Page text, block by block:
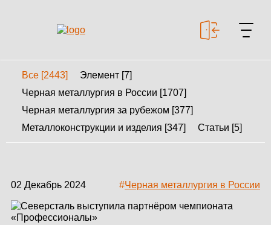
МЕТАЛЛОКОНСТРУКЦИИ
КАЛЬКУЛЯТОР
МЕТАЛЛОКОНСТРУКЦИЙ
Все [2443]
Элемент [7]
Черная металлургия в России [1707]
Черная металлургия за рубежом [377]
Металлоконструкции и изделия [347]
Статьи [5]
02 Декабрь 2024 #Черная металлургия в России